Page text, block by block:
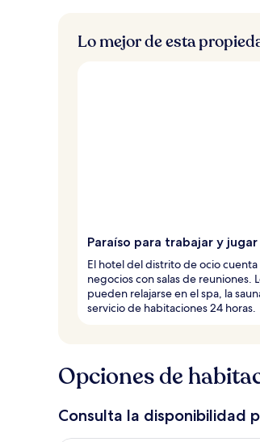
Lo mejor de esta
Paraíso para trabajar y jugar
El hotel del distrito de ocio
negocios con salas de reuniones.
pueden relajarse en el spa, la
servicio de habitaciones 24 horas.
Opciones de
Consulta la disponibilidad